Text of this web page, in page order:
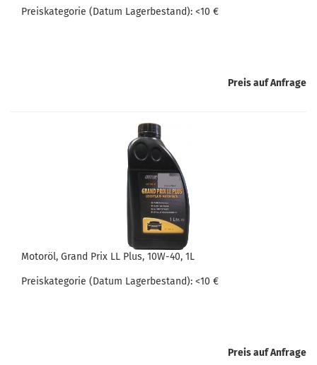
Preis­ka­te­go­rie (Datum La­ger­be­stand): <10 €
Preis auf Anfrage
Mo­tor­öl, Grand Prix LL Plus, 10W-​40, 1L
Preis­ka­te­go­rie (Datum La­ger­be­stand): <10 €
Preis auf Anfrage